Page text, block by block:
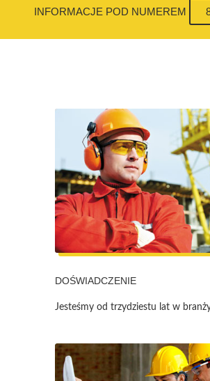
INFORMACJE POD NUMEREM
DOŚWIADCZENIE
Jesteśmy od trzydziestu lat w